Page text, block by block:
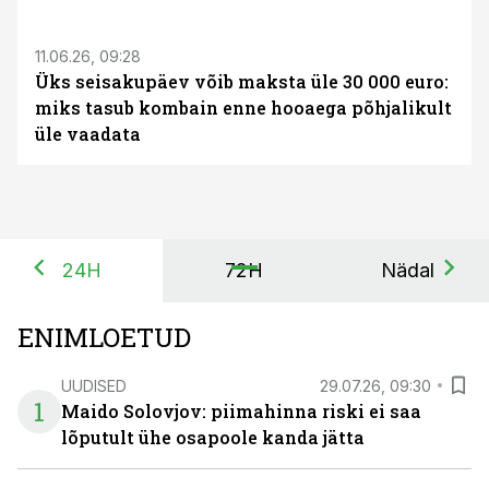
11.06.26, 09:28
Üks seisakupäev võib maksta üle 30 000 euro:
miks tasub kombain enne hooaega põhjalikult
üle vaadata
24H 72H Nädal
ENIMLOETUD
1
UUDISED 29.07.26, 09:30
Maido Solovjov: piimahinna riski ei saa
lõputult ühe osapoole kanda jätta